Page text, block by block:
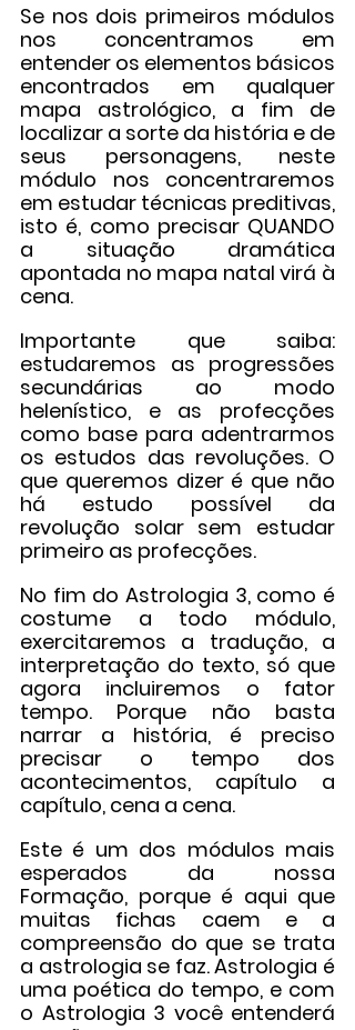
Se nos dois primeiros módulos
nos concentramos em
entender os elementos básicos
encontrados em qualquer
mapa astrológico, a fim de
localizar a sorte da história e de
seus personagens, neste
módulo nos concentraremos
em estudar técnicas preditivas,
isto é, como precisar QUANDO
a situação dramática
apontada no mapa natal virá à
cena.
Importante que saiba:
estudaremos as progressões
secundárias ao modo
helenístico, e as profecções
como base para adentrarmos
os estudos das revoluções. O
que queremos dizer é que não
há estudo possível da
revolução solar sem estudar
primeiro as profecções.
No fim do Astrologia 3, como é
costume a todo módulo,
exercitaremos a tradução, a
interpretação do texto, só que
agora incluiremos o fator
tempo. Porque não basta
narrar a história, é preciso
precisar o tempo dos
acontecimentos, capítulo a
capítulo, cena a cena.
Este é um dos módulos mais
esperados da nossa
Formação, porque é aqui que
muitas fichas caem e a
compreensão do que se trata
a astrologia se faz. Astrologia é
uma poética do tempo, e com
o Astrologia 3 você entenderá